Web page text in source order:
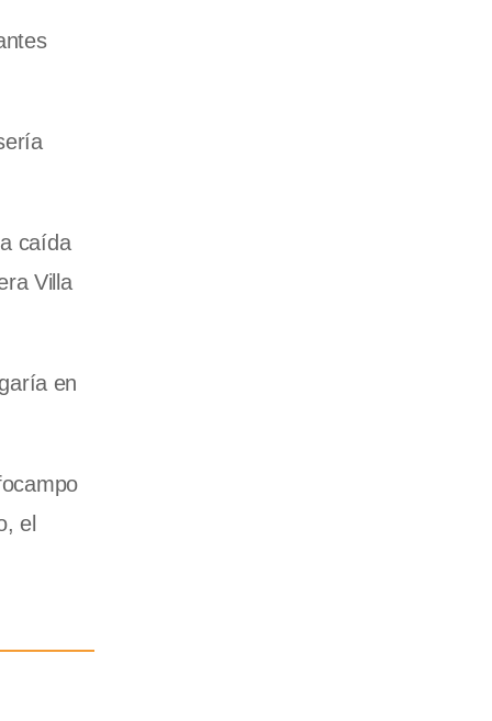
caída
Villa
en
el